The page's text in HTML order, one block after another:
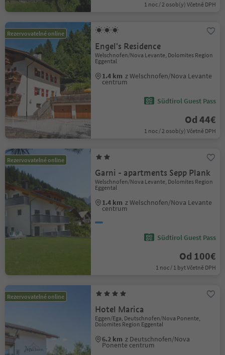
1 noc / 2 osob(y) Včetně DPH
Rezervovatelné online
Engel's Residence
Welschnofen/Nova Levante, Dolomites Region
Eggental
1.4 km z Welschnofen/Nova Levante
centrum
Südtirol Guest Pass
Od 44€
1 noc / 2 osob(y) Včetně DPH
Rezervovatelné online
Garni - apartments Sepp Plank
Welschnofen/Nova Levante, Dolomites Region
Eggental
1.4 km z Welschnofen/Nova Levante
centrum
Südtirol Guest Pass
Od 100€
1 noc / 1 byt Včetně DPH
Rezervovatelné online
Hotel Marica
Eggen/Ega, Deutschnofen/Nova Ponente,
Dolomites Region Eggental
6.2 km z Deutschnofen/Nova
Ponente centrum